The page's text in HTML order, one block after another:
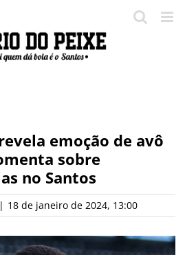
emoção de avô
sobre
no Santos
| 18 de janeiro de 2024, 13:00